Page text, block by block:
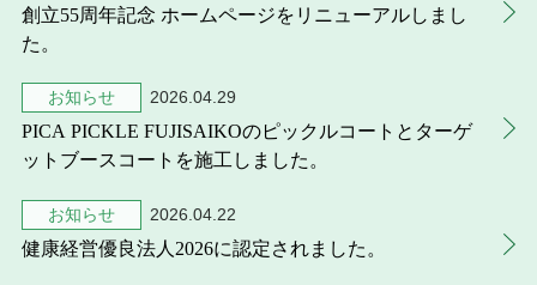
創立55周年記念 ホームページをリニューアルしまし
た。
2026.04.29
お知らせ
PICA PICKLE FUJISAIKOのピックルコートとターゲ
ットブースコートを施工しました。
2026.04.22
お知らせ
健康経営優良法人2026に認定されました。